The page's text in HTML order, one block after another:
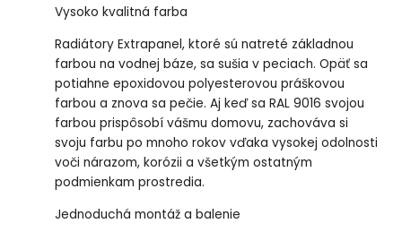
Vysoko kvalitná farba
Radiátory Extrapanel, ktoré sú natreté základnou
farbou na vodnej báze, sa sušia v peciach. Opäť sa
potiahne epoxidovou polyesterovou práškovou
farbou a znova sa pečie. Aj keď sa RAL 9016 svojou
farbou prispôsobí vášmu domovu, zachováva si
svoju farbu po mnoho rokov vďaka vysokej odolnosti
voči nárazom, korózii a všetkým ostatným
podmienkam prostredia.
Jednoduchá montáž a balenie